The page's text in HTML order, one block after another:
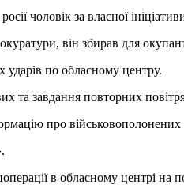
чоловік за власної
він збирав для
по обласному центру.
та завдання повторних
про
в обласному центрі на